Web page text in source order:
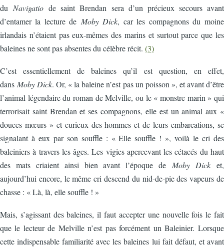
du Navigatiode saint Brendan sera d’un précieux secours avant
d’entamer la lecture de Moby Dick, car les compagnons du moine
irlandais n’étaient pas eux-mêmes des marins et surtout parce que les
baleines ne sont pas absentes du célèbre récit. (3)
C’est essentiellement de baleines qu’il est question, en effet,
dans Moby Dick. Or, « la baleine n’est pas un poisson », et avant d’être
l’animal légendaire du roman de Melville, ou le « monstre marin » qui
terrorisait saint Brendan et ses compagnons, elle est un animal aux «
douces mœurs » et curieux des hommes et de leurs embarcations, se
signalant à eux par son souffle : « Elle souffle ! », voilà le cri des
baleiniers à travers les âges. Les vigies apercevant les cétacés du haut
des mats criaient ainsi bien avant l’époque de Moby Dick et,
aujourd’hui encore, le même cri descend du nid-de-pie des vapeurs de
chasse : « Là, là, elle souffle ! »
Mais, s’agissant des baleines, il faut accepter une nouvelle fois le fait
que le lecteur de Melville n’est pas forcément un Baleinier. Lorsque
cette indispensable familiarité avec les baleines lui fait défaut, et avant